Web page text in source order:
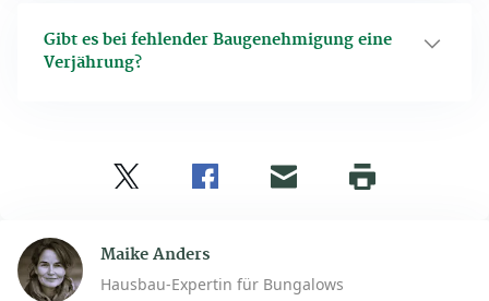
Gibt es bei fehlender Baugenehmigung eine
Verjährung?
Maike Anders
Hausbau-Expertin für Bungalows